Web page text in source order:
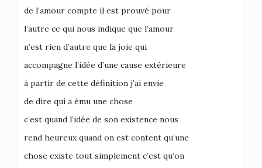
de l’amour compte il est prouvé pour
l’autre ce qui nous indique que l’amour
n’est rien d’autre que la joie qui
accompagne l’idée d’une cause extérieure
à partir de cette définition j’ai envie
de dire qui a ému une chose
c’est quand l’idée de son existence nous
rend heureux quand on est content qu’une
chose existe tout simplement c’est qu’on